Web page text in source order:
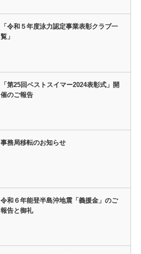
「令和５年度泳力認定事業表彰クラブ一
覧」
「第25回ベストスイマー2024表彰式」開
催のご報告
事務局移転のお知らせ
令和６年能登半島沖地震「義援金」のご
報告と御礼